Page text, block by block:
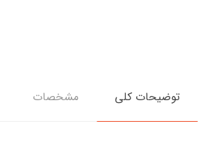
توضیحات کلی مشخصات